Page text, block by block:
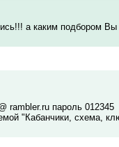
а каким подбором
rambler.ru пароль 012345
"Кабанчики, схема,